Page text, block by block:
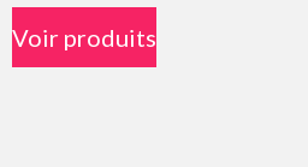
Voir produits